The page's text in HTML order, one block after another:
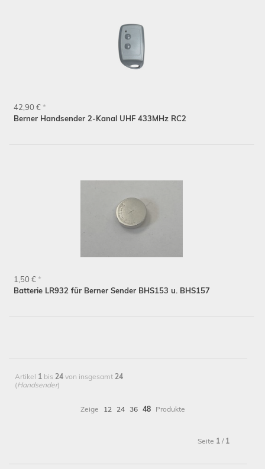
Berner Handsender 2-Kanal UHF 433MHz RC2
42,90 € *
Batterie LR932 für Berner Sender BHS153 u. BHS157
1,50 € *
Artikel 1 bis 24 von insgesamt 24
(Handsender)
Zeige 12 24 36 48 Produkte
Seite 1 / 1